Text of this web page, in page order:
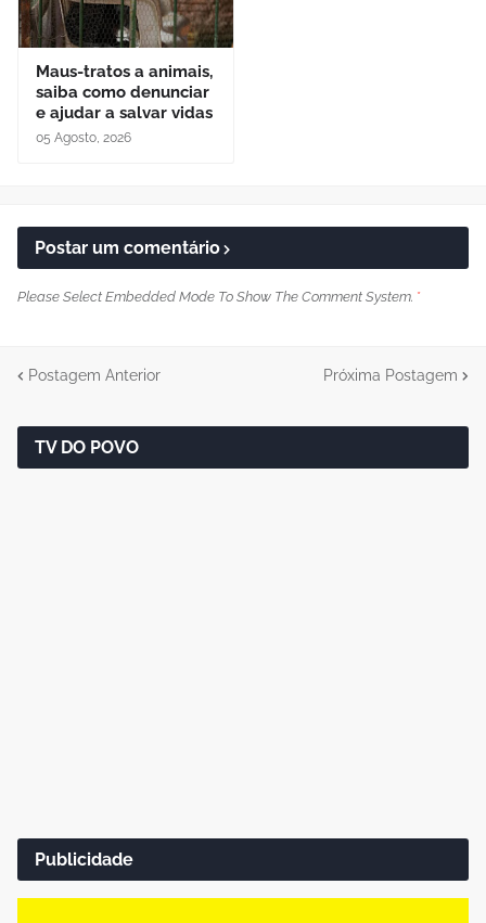
Maus-tratos a animais,
saiba como denunciar
e ajudar a salvar vidas
05 Agosto, 2026
Postar um comentário
Please Select Embedded Mode To Show The Comment System. *
Postagem Anterior Próxima Postagem
TV DO POVO
Publicidade